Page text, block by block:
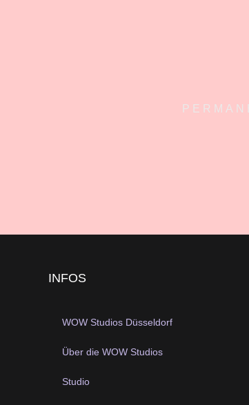
INFOS
WOW Studios Düsseldorf
Über die WOW Studios
Studio